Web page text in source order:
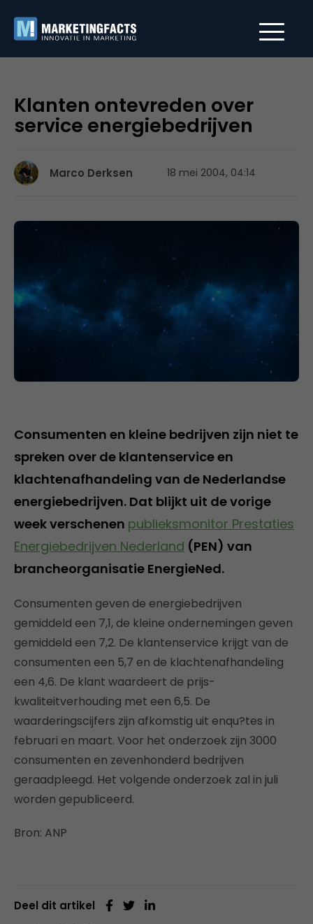
Klanten ontevreden over
service energiebedrijven
Marco Derksen 18 mei 2004, 04:14
Consumenten en kleine bedrijven zijn niet te
spreken over de klantenservice en
klachtenafhandeling van de Nederlandse
energiebedrijven. Dat blijkt uit de vorige
week verschenen publieksmonitor Prestaties
Energiebedrijven Nederland (PEN) van
brancheorganisatie EnergieNed.
Consumenten geven de energiebedrijven
gemiddeld een 7,1, de kleine ondernemingen geven
gemiddeld een 7,2. De klantenservice krijgt van de
consumenten een 5,7 en de klachtenafhandeling
een 4,6. De klant waardeert de prijs-
kwaliteitverhouding met een 6,5. De
waarderingscijfers zijn afkomstig uit enqu?tes in
februari en maart. Voor het onderzoek zijn 3000
consumenten en zevenhonderd bedrijven
geraadpleegd. Het volgende onderzoek zal in juli
worden gepubliceerd.
Bron: ANP
Deel dit artikel